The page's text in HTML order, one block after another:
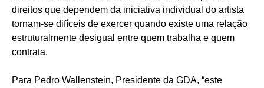
direitos que dependem da iniciativa individual do artista
tornam-se difíceis de exercer quando existe uma relação
estruturalmente desigual entre quem trabalha e quem
contrata.
Para Pedro Wallenstein, Presidente da GDA, “este